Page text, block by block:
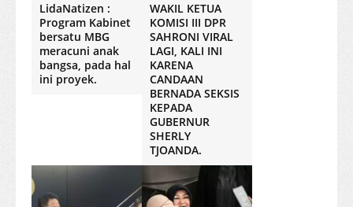
LidaNatizen :
Program Kabinet
bersatu MBG
meracuni anak
bangsa, pada hal
ini proyek.
WAKIL KETUA
KOMISI III DPR
SAHRONI VIRAL
LAGI, KALI INI
KARENA
CANDAAN
BERNADA SEKSIS
KEPADA
GUBERNUR
SHERLY
TJOANDA.